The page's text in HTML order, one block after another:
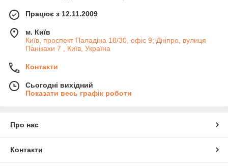
Працює з 12.11.2009
м. Київ
Київ, проспект Паладіна 18/30, офіс 9; Дніпро, вулиця
Панікахи 7 , Київ, Україна
Контакти
Сьогодні вихідний
Показати весь графік роботи
Про нас
Контакти